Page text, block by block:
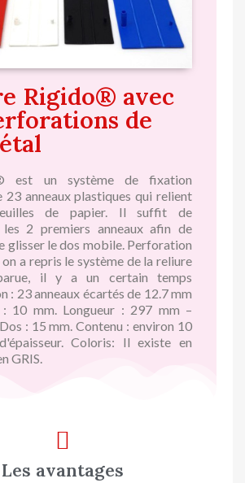
Rigido® avec
de
est un système de fixation
23 anneaux plastiques qui relient
de papier. Il suffit de
les 2 premiers anneaux afin de
glisser le dos mobile. Perforation
on a repris le système de la reliure
il y a un certain temps
: 23 anneaux écartés de 12.7 mm
10 mm. Longueur : 297 mm –
: 15 mm. Contenu : environ 10
Coloris: Il existe en
GRIS.
Les avantages